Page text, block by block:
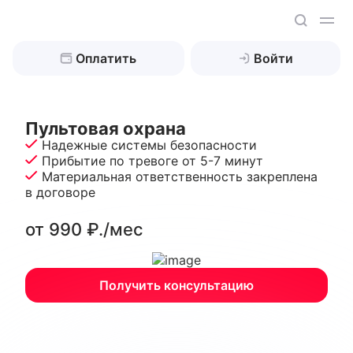
Оплатить Войти
Охрана жилой недвижимости
Дом, коттедж
Квартира
Дача
Охрана бизнес-объектов
Склады
Промышленные объекты
Техническая охрана
Видеонаблюдение
Обслуживание оборудования
Пультовая охрана
Надежные системы безопасности
Прибытие по тревоге от 5-7 минут
Материальная ответственность закреплена
в договоре
от 990 ₽./мес
Получить консультацию